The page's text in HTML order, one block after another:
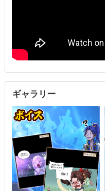
【どんな人に向いているか】
完成された“大きなゲーム”より
育ち盛りの“成長していくゲー
【最後に】
あなたの推しが、きっと見つか
ギャラリー